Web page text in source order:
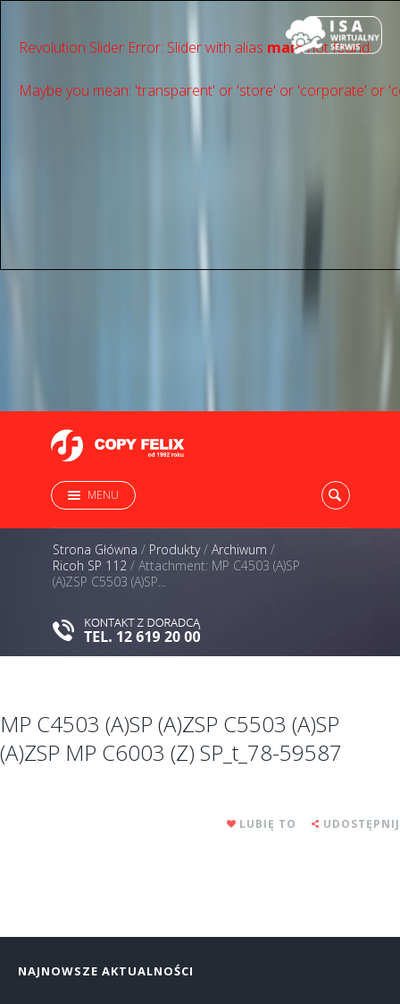
Revolution Slider Error: Slider with alias mainnot found.
Maybe you mean: 'transparent' or 'store' or 'сorporate' or
MENU
Strona Główna / Produkty/ Archiwum /
Ricoh SP 112 / Attachment: MP C4503 (A)SP
(A)ZSP C5503 (A)SP...
MP C4503 (A)SP (A)ZSP C5503 (A)SP
(A)ZSP MP C6003 (Z) SP_t_78-59587
LUBIĘ TO UDOSTĘPNIJ
NAJNOWSZE AKTUALNOŚCI